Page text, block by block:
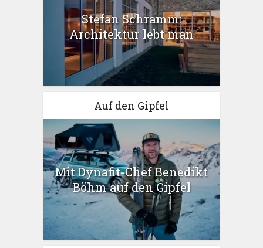
Stefan Schramm:
Architektur lebt man
Auf den Gipfel
Mit Dynafit-Chef Benedikt
Böhm auf den Gipfel